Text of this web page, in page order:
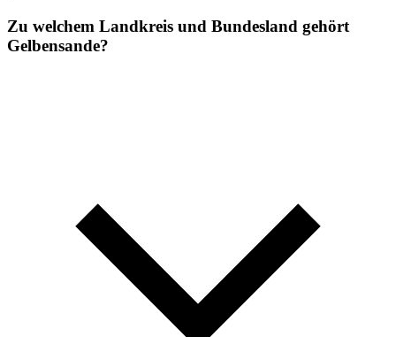
Zu welchem Landkreis und Bundesland gehört
Gelbensande?